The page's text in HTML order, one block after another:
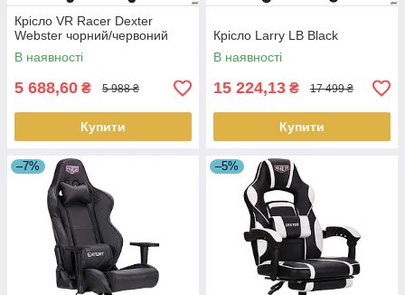
Крісло VR Racer Dexter
Webster чорний/червоний
В наявності
5 688,60 ₴ 5 988 ₴
Купити
Крісло Larry LB Black
В наявності
15 224,13 ₴ 17 499 ₴
Купити
–7% –5%